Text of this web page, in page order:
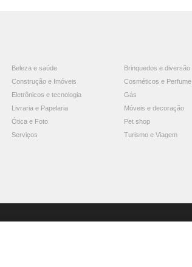
Beleza e saúde
Brinquedos e diversão
Construção e Imóveis
Cosméticos e Perfume
Eletrônicos e tecnologia
Gás
Livraria e Papelaria
Móveis e decoração
Ótica e Foto
Pet shop
Serviços Turismo e Viagem